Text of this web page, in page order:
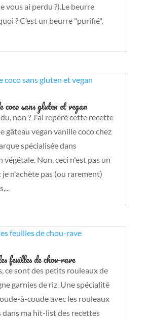
vous ai perdu ?).Le beurre
? C’est un beurre "purifié",
sans gluten et vegan
non ? J'ai repéré cette recette
gâteau vegan vanille coco chez
spécialisée dans
Non, ceci n'est pas un
je n'achète pas (ou rarement)
feuilles de chou-rave
ce sont des petits rouleaux de
garnies de riz. Une spécialité
à-coude avec les rouleaux
ma hit-list des recettes